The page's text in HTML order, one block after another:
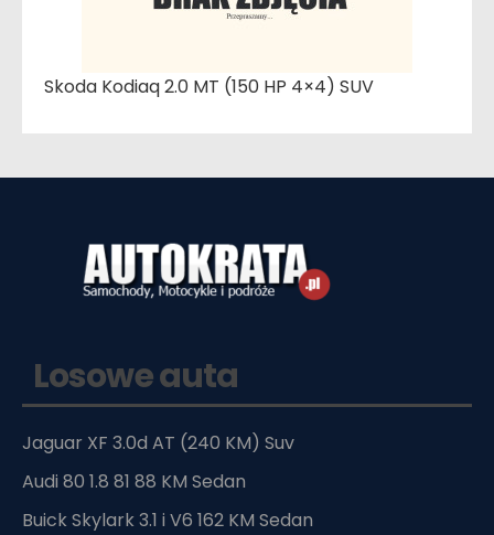
Skoda Kodiaq 2.0 MT (150 HP 4×4) SUV
Losowe auta
Jaguar XF 3.0d AT (240 KM) Suv
Audi 80 1.8 81 88 KM Sedan
Buick Skylark 3.1 i V6 162 KM Sedan